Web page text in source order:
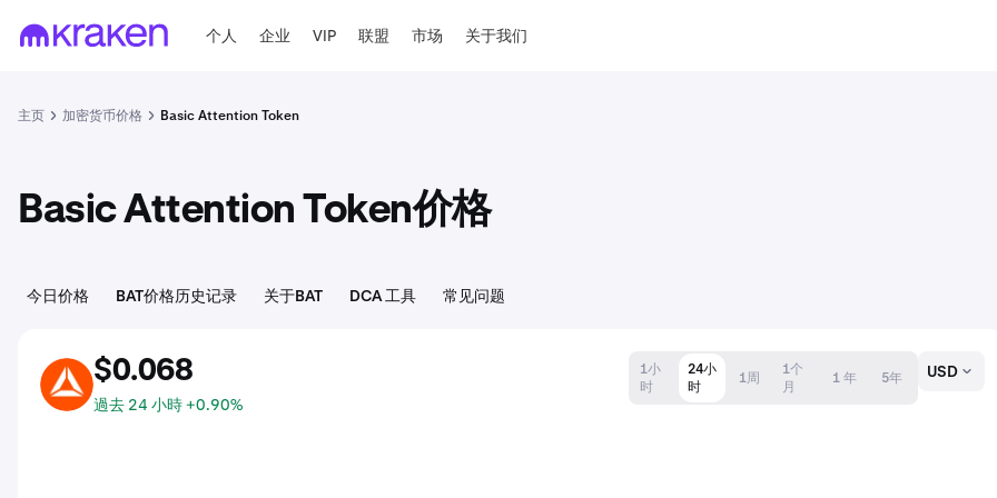
个人 企业 VIP 联盟 市场 关于我们
主页 加密货币价格 Basic Attention Token
Basic Attention Token价格
今日价格 BAT价格历史记录 关于BAT DCA 工具 常见问题
BAT $0.068
過去 24 小時 +0.90%
1小
时
24小
时
1周
1个
月
1 年 5年 USD